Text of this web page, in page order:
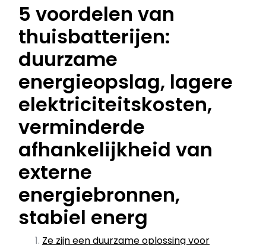
5 voordelen van
thuisbatterijen:
duurzame
energieopslag, lagere
elektriciteitskosten,
verminderde
afhankelijkheid van
externe
energiebronnen,
stabiel energ
Ze zijn een duurzame oplossing voor